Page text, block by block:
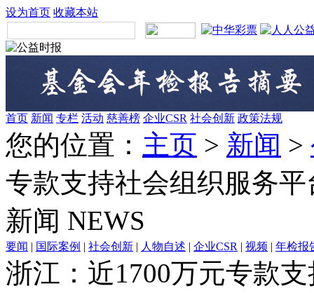
设为首页 收藏本站
首页 新闻 专栏 活动 慈善榜 企业CSR 社会创新 政策法规
您的位置： 主页 > 新闻 >
专款支持社会组织服务平
新闻 NEWS
要闻 | 国际案例 | 社会创新 | 人物自述 | 企业CSR | 视频 | 年检报
浙江：近1700万元专款